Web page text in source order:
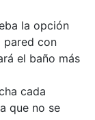
la opción
pared con
el baño más
cada
que no se